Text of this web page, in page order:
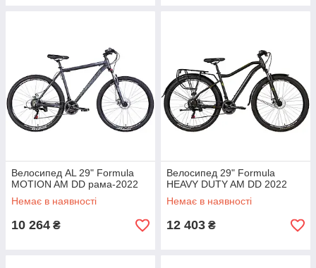
Велосипед AL 29" Formula
MOTION AM DD рама-2022
Немає в наявності
10 264 ₴
Велосипед 29" Formula
HEAVY DUTY AM DD 2022
Немає в наявності
12 403 ₴